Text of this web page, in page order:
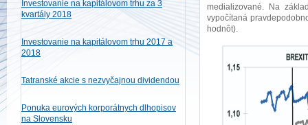
Investovanie na kapitálovom trhu za 3
kvartály 2018
Investovanie na kapitálovom trhu 2017 a
2018
Tatranské akcie s nezvyčajnou dividendou
Ponuka eurových korporátnych dlhopisov
na Slovensku
medializované. Na
vypočítaná
hodnôt).